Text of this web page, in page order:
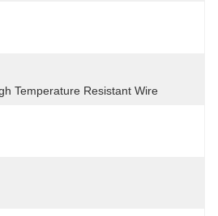
Temperature Resistant Wire